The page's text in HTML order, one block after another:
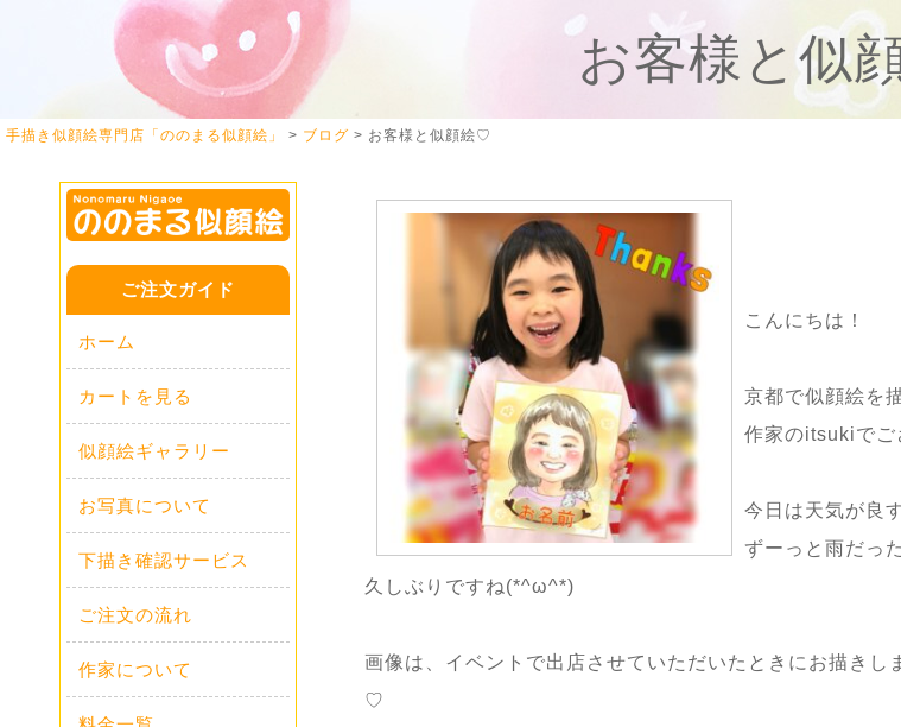
お客様と似
手描き似顔絵専門店「ののまる似顔絵」 > ブログ > お客様と似顔絵♡
ご注文ガイド
ホーム
カートを見る
似顔絵ギャラリー
お写真について
下描き確認サービス
ご注文の流れ
作家について
こんにちは！
京都で似顔絵を
作家のitsukiでご
今日は天気が良
ずーっと雨だっ
久しぶりですね(*^ω^*)
画像は、イベントで出店させていただいたときにお描きし
♡